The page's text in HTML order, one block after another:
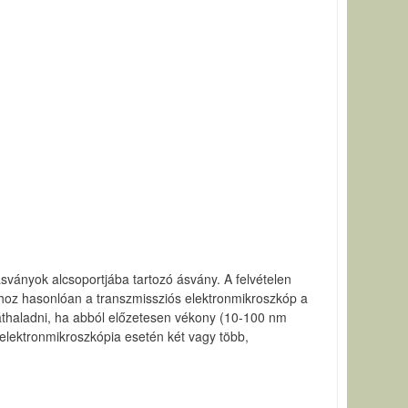
alcsoportjába tartozó ásvány. A felvételen
hasonlóan a transzmissziós elektronmikroszkóp a
ha abból előzetesen vékony (10-100 nm
esetén két vagy több,